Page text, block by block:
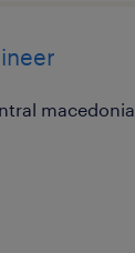
macedonia